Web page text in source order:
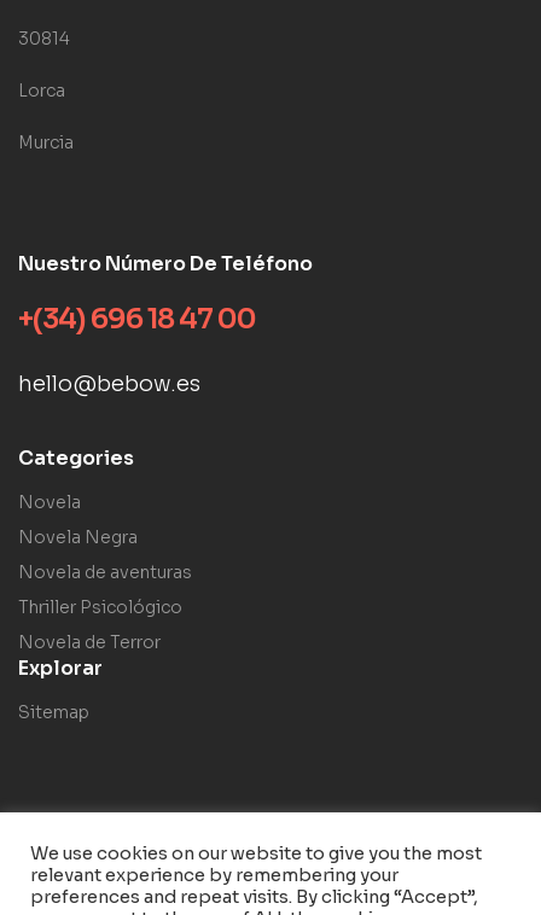
30814
Lorca
Murcia
Nuestro Número De Teléfono
+(34) 696 18 47 00
hello@bebow.es
Categories
Novela
Novela Negra
Novela de aventuras
Thriller Psicológico
Novela de Terror
Explorar
Sitemap
Copyright © 2023Bebow. Todos los derechos reservados.
We use cookies on our website to give you the most
relevant experience by remembering your
preferences and repeat visits. By clicking “Accept”,